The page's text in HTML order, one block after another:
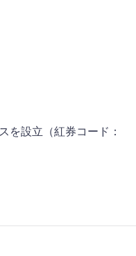
を設立（紅券コード：